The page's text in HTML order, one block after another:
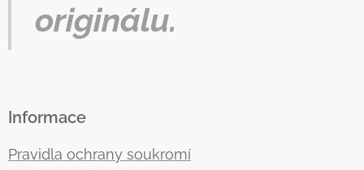
originálu.
Informace
Pravidla ochrany soukromí